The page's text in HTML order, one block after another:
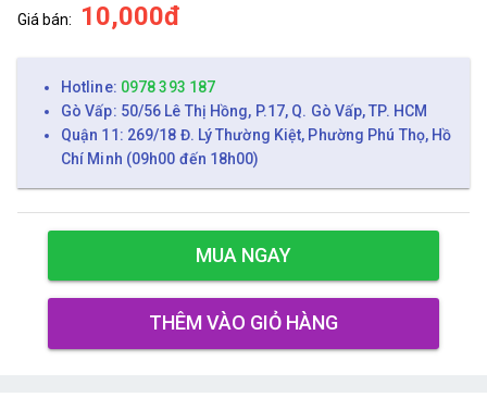
Giá bán: 10,000đ
Hotline: 0978 393 187
Gò Vấp: 50/56 Lê Thị Hồng, P.17, Q. Gò Vấp, TP. HCM
Quận 11: 269/18 Đ. Lý Thường Kiệt, Phường Phú Thọ, Hồ
Chí Minh (09h00 đến 18h00)
MUA NGAY
THÊM VÀO GIỎ HÀNG